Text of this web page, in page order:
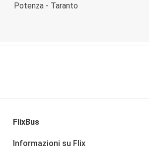
Potenza - Taranto
FlixBus
Informazioni su Flix